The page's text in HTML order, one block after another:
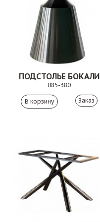
ПОДСТОЛЬЕ БОКАЛИ
085-380
Заказ